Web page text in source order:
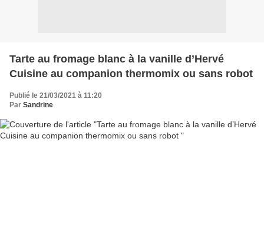
Tarte au fromage blanc à la vanille d’Hervé
Cuisine au companion thermomix ou sans robot
Publié le 21/03/2021 à 11:20
Par Sandrine